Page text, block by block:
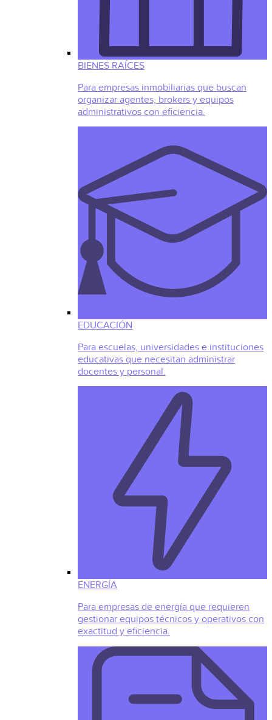
BIENES RAÍCES
Para empresas inmobiliarias que buscan
organizar agentes, brokers y equipos
administrativos con eficiencia.
EDUCACIÓN
Para escuelas, universidades e instituciones
educativas que necesitan administrar
docentes y personal.
ENERGÍA
Para empresas de energía que requieren
gestionar equipos técnicos y operativos con
exactitud y eficiencia.